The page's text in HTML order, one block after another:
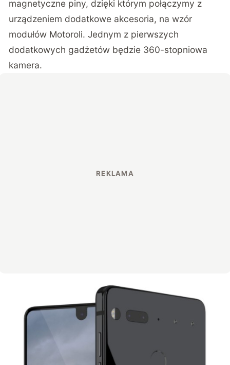
magnetyczne piny, dzięki którym połączymy z
urządzeniem dodatkowe akcesoria, na wzór
modułów Motoroli. Jednym z pierwszych
dodatkowych gadżetów będzie 360-stopniowa
kamera.